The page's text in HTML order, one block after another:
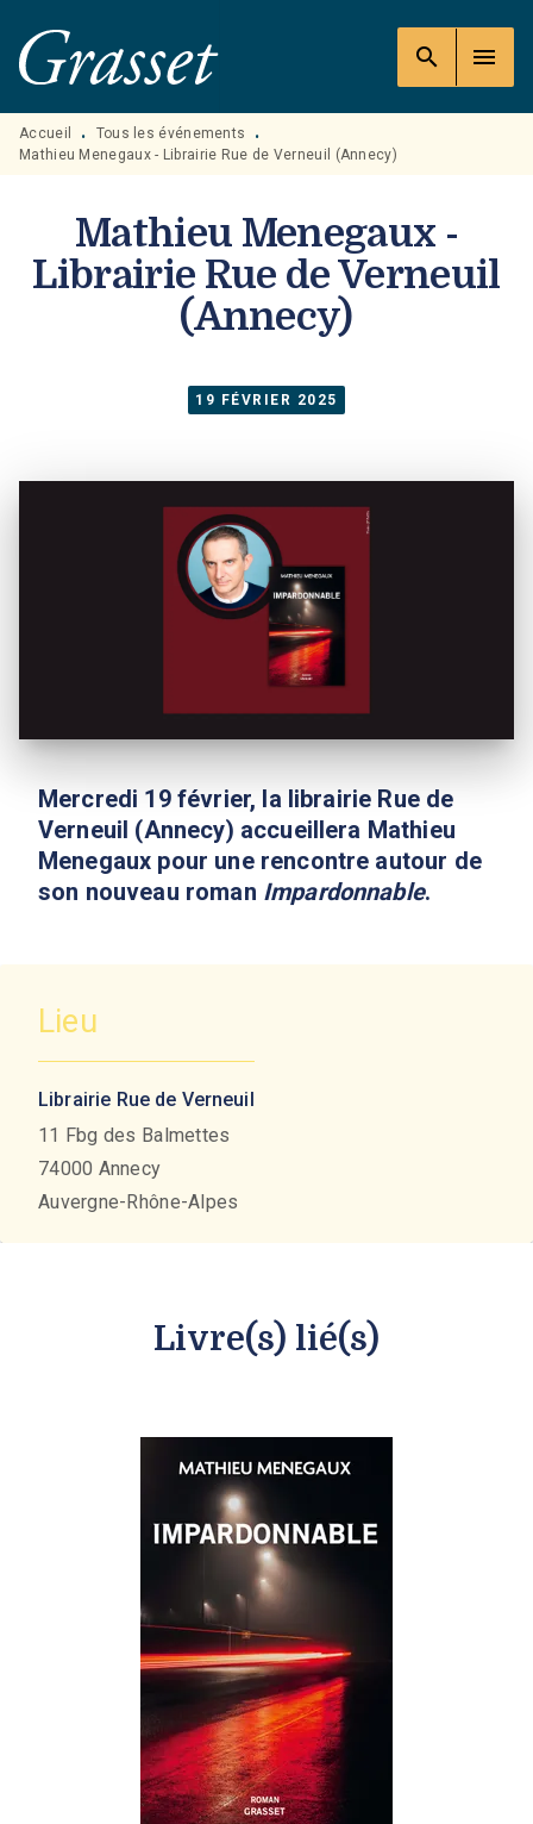
MENU RECHERCHE
PIED DE PAGE
search menu
Accueil • Tous les événements
•
Mathieu Menegaux - Librairie Rue de Verneuil (Annecy)
Mathieu Menegaux -
Librairie Rue de Verneuil
(Annecy)
19 FÉVRIER 2025
Mercredi 19 février, la librairie Rue de
Verneuil (Annecy) accueillera Mathieu
Menegaux pour une rencontre autour de
son nouveau roman Impardonnable.
Lieu
Librairie Rue de Verneuil
11 Fbg des Balmettes
74000 Annecy
Auvergne-Rhône-Alpes
Livre(s) lié(s)